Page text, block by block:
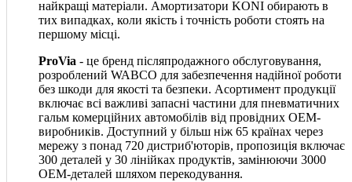
найкращі матеріали. Амортизатори KONI обирають в
тих випадках, коли якість і точність роботи стоять на
першому місці.
ProVia - це бренд післяпродажного обслуговування,
розроблений WABCO для забезпечення надійної роботи
без шкоди для якості та безпеки. Асортимент продукції
включає всі важливі запасні частини для пневматичних
гальм комерційних автомобілів від провідних OEM-
виробників. Доступний у більш ніж 65 країнах через
мережу з понад 720 дистриб'юторів, пропозиція включає
300 деталей у 30 лінійках продуктів, замінюючи 3000
OEM-деталей шляхом перекодування.